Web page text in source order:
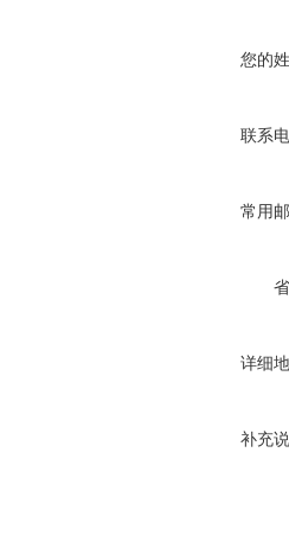
您的
联系
常用
详细
补充